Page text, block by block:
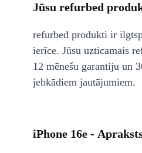
Jūsu refurbed
refurbed produkti ir
ierīce. Jūsu uzticamais
12 mēnešu garantiju un
jebkādiem jautājumiem.
iPhone 16e -